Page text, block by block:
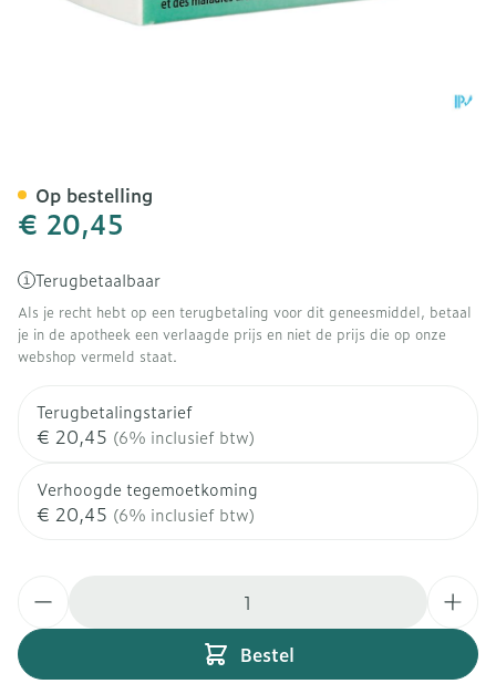
€ 20,45
Terugbetaalbaar
Als je recht hebt op een terugbetaling voor dit geneesmiddel, betaal
je in de apotheek een verlaagde prijs en niet de prijs die op onze
webshop vermeld staat.
Terugbetalingstarief
€ 20,45 (6% inclusief btw)
Verhoogde tegemoetkoming
€ 20,45 (6% inclusief btw)
Bestel
Op bestelling